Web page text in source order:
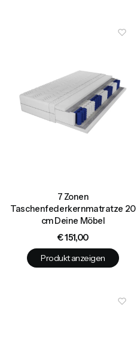
7 Zonen
Taschenfederkernmatratze 20
cm Deine Möbel
Preis
€ 151,00
Produkt anzeigen